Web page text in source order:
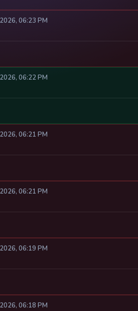
06:23 PM
06:22 PM
06:21 PM
06:21 PM
06:19 PM
06:18 PM